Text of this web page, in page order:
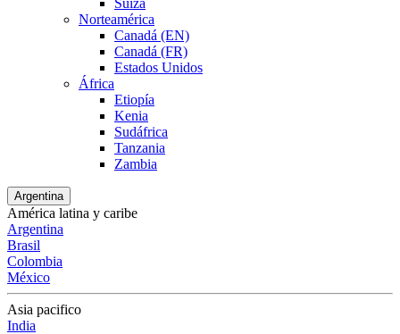
Norteamérica
Canadá (EN)
Canadá (FR)
Estados Unidos
África
Etiopía
Kenia
Sudáfrica
Tanzania
Zambia
Argentina
América latina y caribe
Argentina
Brasil
Colombia
México
Asia pacifico
India